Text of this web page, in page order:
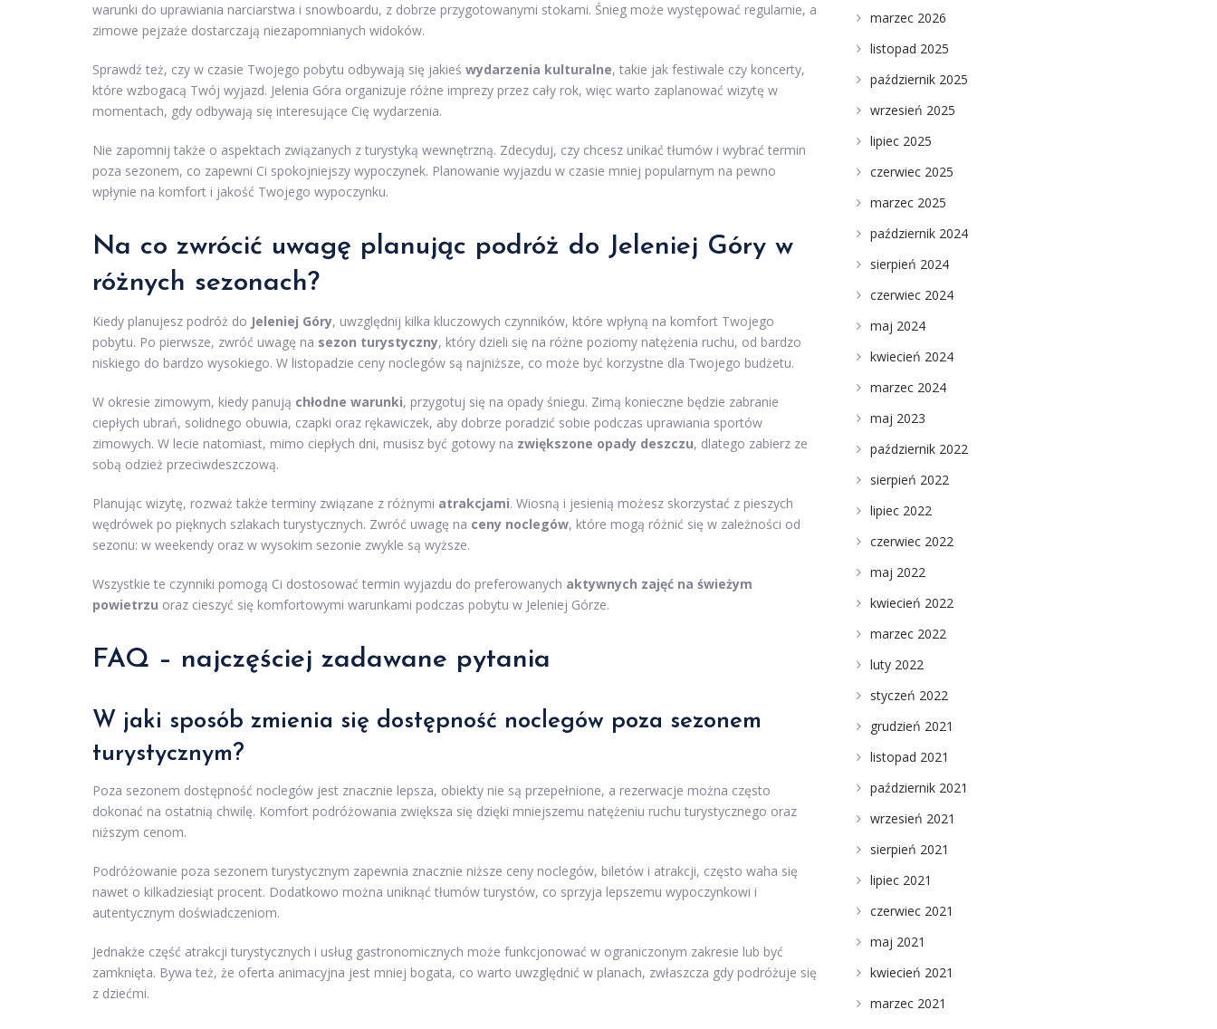
warunki do uprawiania narciarstwa i snowboardu, z dobrze przygotowanymi stokami. Śnieg może występować regularnie, a
zimowe pejzaże dostarczają niezapomnianych widoków.
Sprawdź też, czy w czasie Twojego pobytu odbywają się jakieś wydarzenia kulturalne, takie jak festiwale czy koncerty,
które wzbogacą Twój wyjazd. Jelenia Góra organizuje różne imprezy przez cały rok, więc warto zaplanować wizytę w
momentach, gdy odbywają się interesujące Cię wydarzenia.
Nie zapomnij także o aspektach związanych z turystyką wewnętrzną. Zdecyduj, czy chcesz unikać tłumów i wybrać termin
poza sezonem, co zapewni Ci spokojniejszy wypoczynek. Planowanie wyjazdu w czasie mniej popularnym na pewno
wpłynie na komfort i jakość Twojego wypoczynku.
Na co zwrócić uwagę planując podróż do Jeleniej Góry w
różnych sezonach?
Kiedy planujesz podróż do Jeleniej Góry, uwzględnij kilka kluczowych czynników, które wpłyną na komfort Twojego
pobytu. Po pierwsze, zwróć uwagę na sezon turystyczny, który dzieli się na różne poziomy natężenia ruchu, od bardzo
niskiego do bardzo wysokiego. W listopadzie ceny noclegów są najniższe, co może być korzystne dla Twojego budżetu.
W okresie zimowym, kiedy panują chłodne warunki, przygotuj się na opady śniegu. Zimą konieczne będzie zabranie
ciepłych ubrań, solidnego obuwia, czapki oraz rękawiczek, aby dobrze poradzić sobie podczas uprawiania sportów
zimowych. W lecie natomiast, mimo ciepłych dni, musisz być gotowy na zwiększone opady deszczu, dlatego zabierz ze
sobą odzież przeciwdeszczową.
Planując wizytę, rozważ także terminy związane z różnymi atrakcjami. Wiosną i jesienią możesz skorzystać z pieszych
wędrówek po pięknych szlakach turystycznych. Zwróć uwagę na ceny noclegów, które mogą różnić się w zależności od
sezonu: w weekendy oraz w wysokim sezonie zwykle są wyższe.
Wszystkie te czynniki pomogą Ci dostosować termin wyjazdu do preferowanych aktywnych zajęć na świeżym
powietrzu oraz cieszyć się komfortowymi warunkami podczas pobytu w Jeleniej Górze.
FAQ – najczęściej zadawane pytania
W jaki sposób zmienia się dostępność noclegów poza sezonem
turystycznym?
Poza sezonem dostępność noclegów jest znacznie lepsza, obiekty nie są przepełnione, a rezerwacje można często
dokonać na ostatnią chwilę. Komfort podróżowania zwiększa się dzięki mniejszemu natężeniu ruchu turystycznego oraz
niższym cenom.
Podróżowanie poza sezonem turystycznym zapewnia znacznie niższe ceny noclegów, biletów i atrakcji, często waha się
nawet o kilkadziesiąt procent. Dodatkowo można uniknąć tłumów turystów, co sprzyja lepszemu wypoczynkowi i
autentycznym doświadczeniom.
Jednakże część atrakcji turystycznych i usług gastronomicznych może funkcjonować w ograniczonym zakresie lub być
zamknięta. Bywa też, że oferta animacyjna jest mniej bogata, co warto uwzględnić w planach, zwłaszcza gdy podróżuje się
z dziećmi.
marzec 2026
listopad 2025
październik 2025
wrzesień 2025
lipiec 2025
czerwiec 2025
marzec 2025
październik 2024
sierpień 2024
czerwiec 2024
maj 2024
kwiecień 2024
marzec 2024
maj 2023
październik 2022
sierpień 2022
lipiec 2022
czerwiec 2022
maj 2022
kwiecień 2022
marzec 2022
luty 2022
styczeń 2022
grudzień 2021
listopad 2021
październik 2021
wrzesień 2021
sierpień 2021
lipiec 2021
czerwiec 2021
maj 2021
kwiecień 2021
marzec 2021